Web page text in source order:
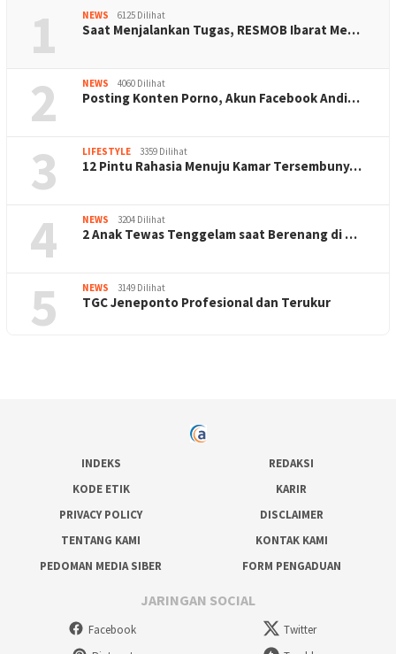
1 NEWS 6125 Dilihat
Saat Menjalankan Tugas, RESMOB Ibarat Me…
2 NEWS 4060 Dilihat
Posting Konten Porno, Akun Facebook Andi…
3 LIFESTYLE 3359 Dilihat
12 Pintu Rahasia Menuju Kamar Tersembuny…
4 NEWS 3204 Dilihat
2 Anak Tewas Tenggelam saat Berenang di …
5 NEWS 3149 Dilihat
TGC Jeneponto Profesional dan Terukur
INDEKS
REDAKSI
KODE ETIK
KARIR
PRIVACY POLICY
DISCLAIMER
TENTANG KAMI
KONTAK KAMI
PEDOMAN MEDIA SIBER
FORM PENGADUAN
JARINGAN SOCIAL
Facebook
Twitter